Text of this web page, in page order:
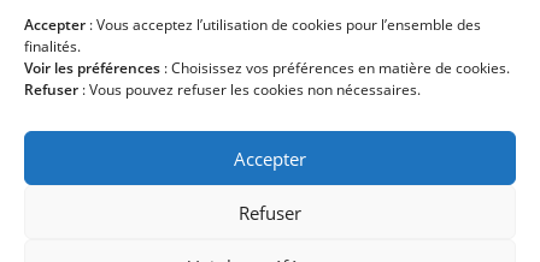
Accepter : Vous acceptez l’utilisation de cookies pour l’ensemble des
finalités.
Voir les préférences : Choisissez vos préférences en matière de cookies.
Refuser : Vous pouvez refuser les cookies non nécessaires.
Accepter
Refuser